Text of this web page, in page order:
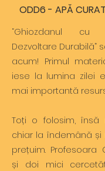
ODD6 - APĂ
“Ghiozdanul cu
Dezvoltare Durabilă”
acum! Primul
iese la lumina zilei
mai importantă
Toți o folosim,
chiar la îndemână
prețuim. Profesoara
și doi mici